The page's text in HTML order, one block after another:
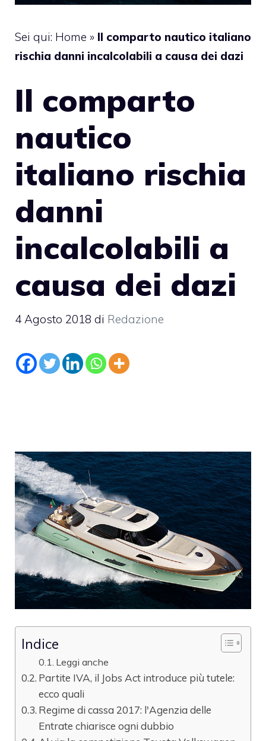
Sei qui: Home » Il comparto nautico italiano
rischia danni incalcolabili a causa dei dazi
Il comparto
nautico
italiano rischia
danni
incalcolabili a
causa dei dazi
4 Agosto 2018 di Redazione
Indice
Leggi anche
Partite IVA, il Jobs Act introduce più tutele:
ecco quali
Regime di cassa 2017: l'Agenzia delle
Entrate chiarisce ogni dubbio